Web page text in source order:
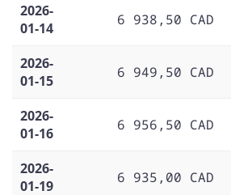
2026-
01-14
6 938,50 CAD
2026-
01-15
6 949,50 CAD
2026-
01-16
6 956,50 CAD
2026-
01-19
6 935,00 CAD